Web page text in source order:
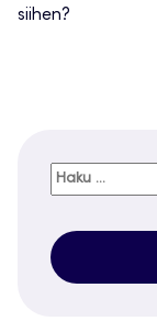
siihen?
Haku: